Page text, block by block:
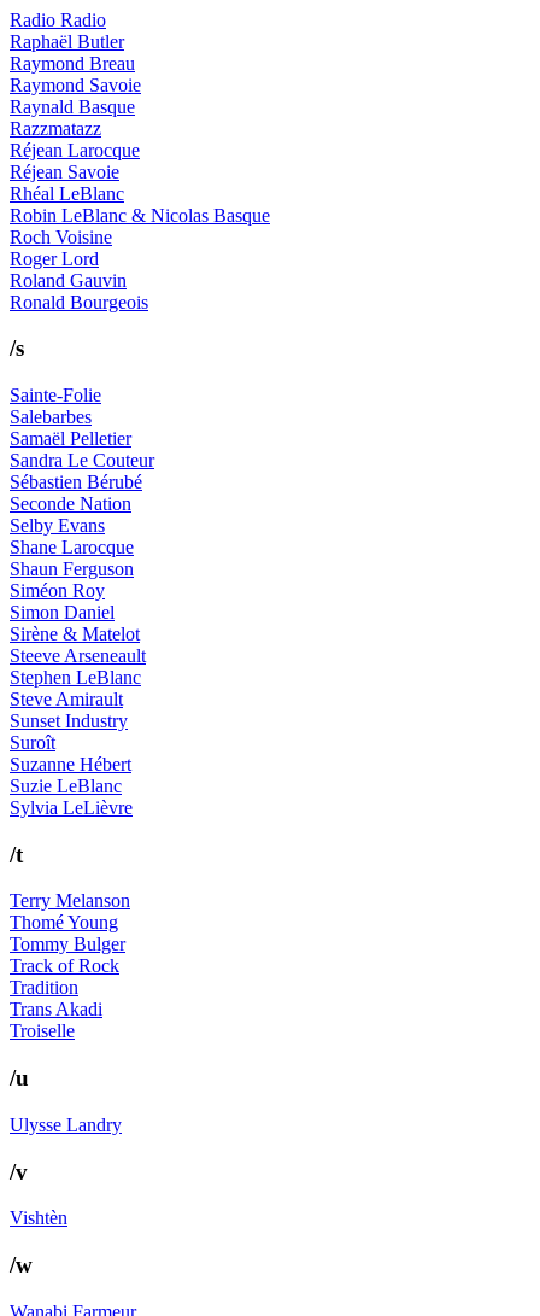
Radio Radio
Raphaël Butler
Raymond Breau
Raymond Savoie
Raynald Basque
Razzmatazz
Réjean Larocque
Réjean Savoie
Rhéal LeBlanc
Robin LeBlanc & Nicolas Basque
Roch Voisine
Roger Lord
Roland Gauvin
Ronald Bourgeois
/s
Sainte-Folie
Salebarbes
Samaël Pelletier
Sandra Le Couteur
Sébastien Bérubé
Seconde Nation
Selby Evans
Shane Larocque
Shaun Ferguson
Siméon Roy
Simon Daniel
Sirène & Matelot
Steeve Arseneault
Stephen LeBlanc
Steve Amirault
Sunset Industry
Suroît
Suzanne Hébert
Suzie LeBlanc
Sylvia LeLièvre
/t
Terry Melanson
Thomé Young
Tommy Bulger
Track of Rock
Tradition
Trans Akadi
Troiselle
/u
Ulysse Landry
/v
Vishtèn
/w
Wanabi Farmeur